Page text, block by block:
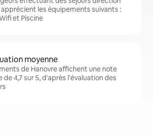
apprécient les équipements suivants :
et Piscine
moyenne
de Hanovre affichent une note
de 4,7 sur 5, d'après l'évaluation des